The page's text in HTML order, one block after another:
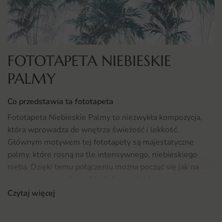
FOTOTAPETA NIEBIESKIE
PALMY
Co przedstawia ta fototapeta
Fototapeta Niebieskie Palmy to niezwykła kompozycja,
która wprowadza do wnętrza świeżość i lekkość.
Głównym motywem tej fototapety są majestatyczne
palmy, które rosną na tle intensywnego, niebieskiego
nieba. Dzięki temu połączeniu można poczuć się jak na
urządzonych w stylu nowoczesnym oraz skandynawskim.
Czytaj więcej